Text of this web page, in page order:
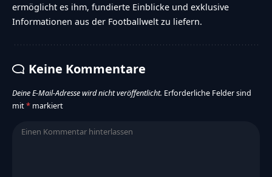
ermöglicht es ihm, fundierte Einblicke und exklusive
Informationen aus der Footballwelt zu liefern.
Keine Kommentare
Deine E-Mail-Adresse wird nicht veröffentlicht. Erforderliche Felder sind
mit* markiert